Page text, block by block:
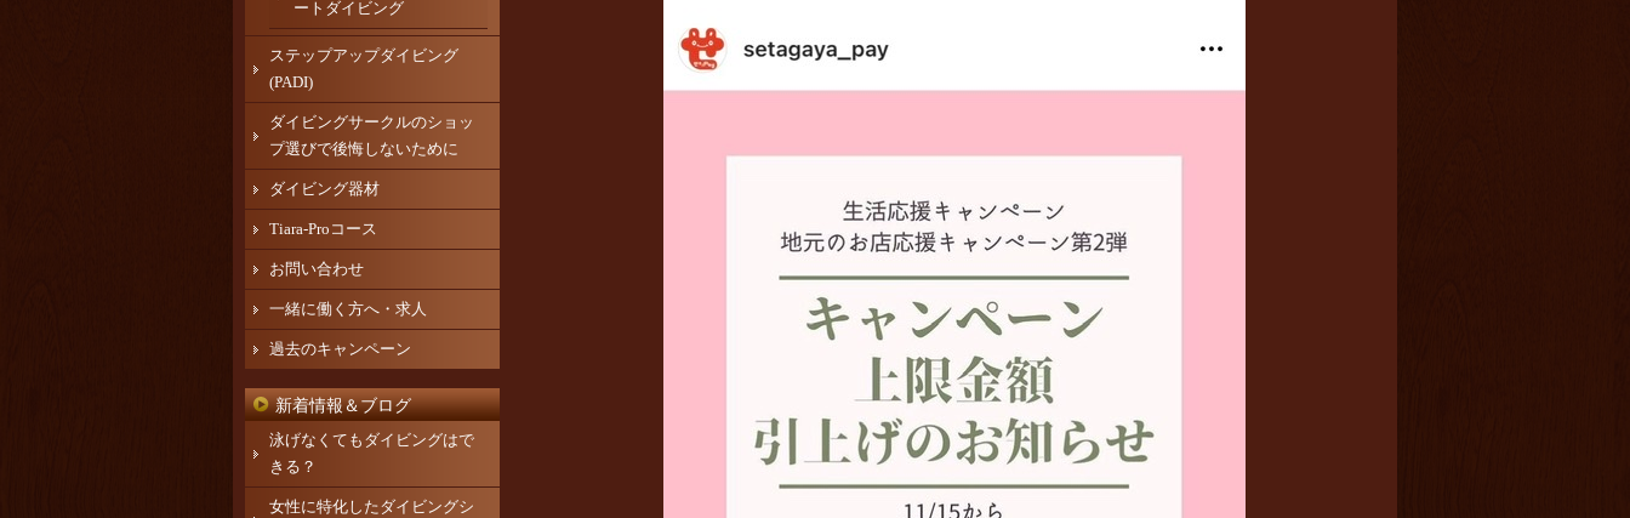
ートダイビング
ステップアップダイビング
(PADI)
ダイビングサークルのショッ
プ選びで後悔しないために
ダイビング器材
Tiara-Proコース
お問い合わせ
一緒に働く方へ・求人
過去のキャンペーン
新着情報＆ブログ
泳げなくてもダイビングはで
きる？
女性に特化したダイビングシ